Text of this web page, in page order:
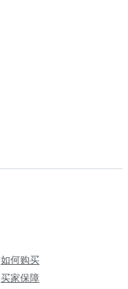
如何购买
买家保障